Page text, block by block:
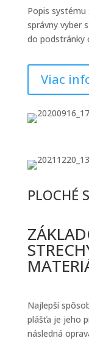
Popis
správny vyber
do podstránky
Viac
PLOCHÉ
Najlepší
plášťa je jeho
následná